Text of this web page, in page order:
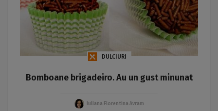
DULCIURI
Bomboane brigadeiro. Au un gust minunat
Iuliana Florentina Avram